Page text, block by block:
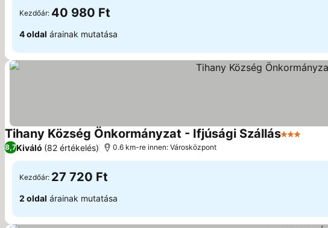
Kezdőár: 40 980 Ft
4 oldal árainak mutatása
Tihany Község Önkormányzat - Ifjúsági Szállás3 Kategória
8,7Kiváló (82 értékelés) 0.6 km-re innen: Városközpont
Kezdőár: 27 720 Ft
2 oldal árainak mutatása